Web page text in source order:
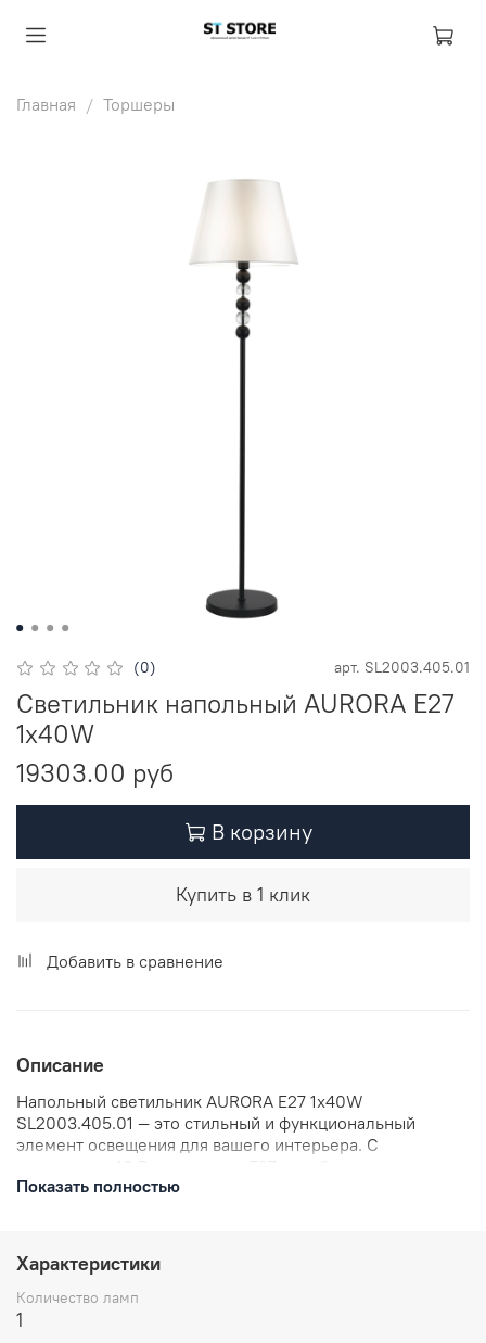
Главная Торшеры
(0) арт. SL2003.405.01
Светильник напольный AURORA E27
1х40W
19303.00 руб
В корзину
Купить в 1 клик
Добавить в сравнение
Описание
Напольный светильник AURORA E27 1х40W
SL2003.405.01 — это стильный и функциональный
элемент освещения для вашего интерьера. С
комфортное и яркое освещение. Прекрасно подойдёт
отличным дополнением к вашему интерьеру.
Показать полностью
Характеристики
Количество ламп
1